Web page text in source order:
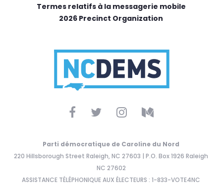
Termes relatifs à la messagerie mobile
2026 Precinct Organization
Parti démocratique de Caroline du Nord
220 Hillsborough Street Raleigh, NC 27603 | P.O. Box 1926 Raleigh
NC 27602
ASSISTANCE TÉLÉPHONIQUE AUX ÉLECTEURS : 1-833-VOTE4NC